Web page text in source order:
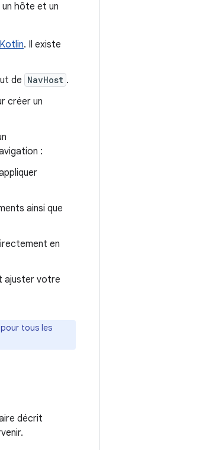
hôte et un
. Il existe
de NavHost .
créer un
:
ainsi que
en
ajuster votre
tous les
décrit